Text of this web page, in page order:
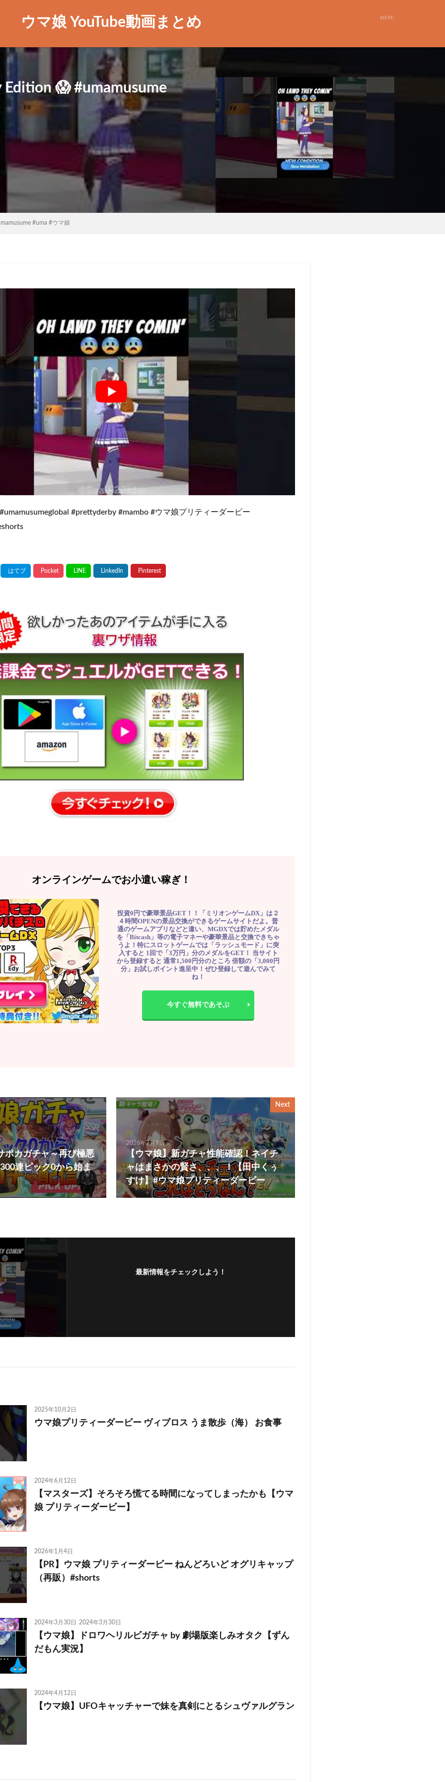
ウマ娘 YouTube動画まとめ
😱 #umamusume
#uma #ウマ娘
#prettyderby #mambo #ウマ娘プリティーダービー
オンラインゲームでお小遣い稼ぎ！
投資0円で豪華景品GET！！「ミリオンゲームDX」は２
４時間OPENの景品交換ができるゲームサイトだよ。普
通のゲームアプリなどと違い、MGDXでは貯めたメダル
を「Bitcash」等の電子マネーや豪華景品と交換できちゃ
うよ！特にスロットゲームでは「ラッシュモード」に突
入すると 1回で「3万円」分のメダルをGET！ 当サイト
から登録すると 通常1,500円分のところ 倍額の「3,000円
分」お試しポイント進呈中！ぜひ登録して遊んでみて
ね！
今すぐ無料であそぶ
ポカガチャ～再び極悪
連ピック0から始ま
Next
2026年7月9日
【ウマ娘】新ガチャ性能確認！ネイチ
ャはまさかの賢さ、、、！【田中くぅ
すけ】#ウマ娘プリティーダービー
最新情報をチェックしよう！
2025年10月2日
ウマ娘プリティーダービー ヴィブロス うま散歩（海） お食事
2024年6月12日
【マスターズ】そろそろ慌てる時間になってしまったかも【ウマ
娘 プリティーダービー】
2026年1月4日
【PR】ウマ娘 プリティーダービー ねんどろいど オグリキャップ
（再販）#shorts
2024年3月30日 2024年3月30日
【ウマ娘】ドロワヘリルビガチャ by 劇場版楽しみオタク【ずん
だもん実況】
2024年4月12日
【ウマ娘】UFOキャッチャーで妹を真剣にとるシュヴァルグラン